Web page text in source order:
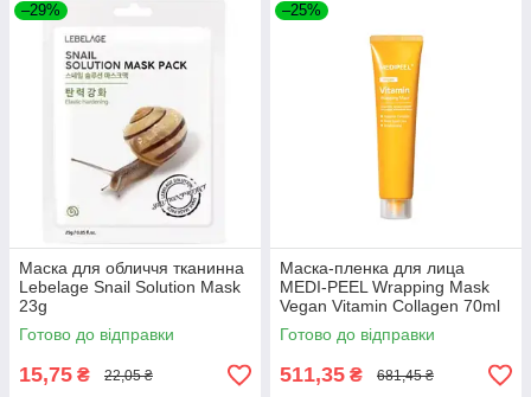
–29%
Маска для обличчя тканинна
Lebelage Snail Solution Mask
23g
Готово до відправки
15,75 ₴ 22,05 ₴
–25%
Маска-пленка для лица
MEDI-PEEL Wrapping Mask
Vegan Vitamin Collagen 70ml
Готово до відправки
511,35 ₴ 681,45 ₴